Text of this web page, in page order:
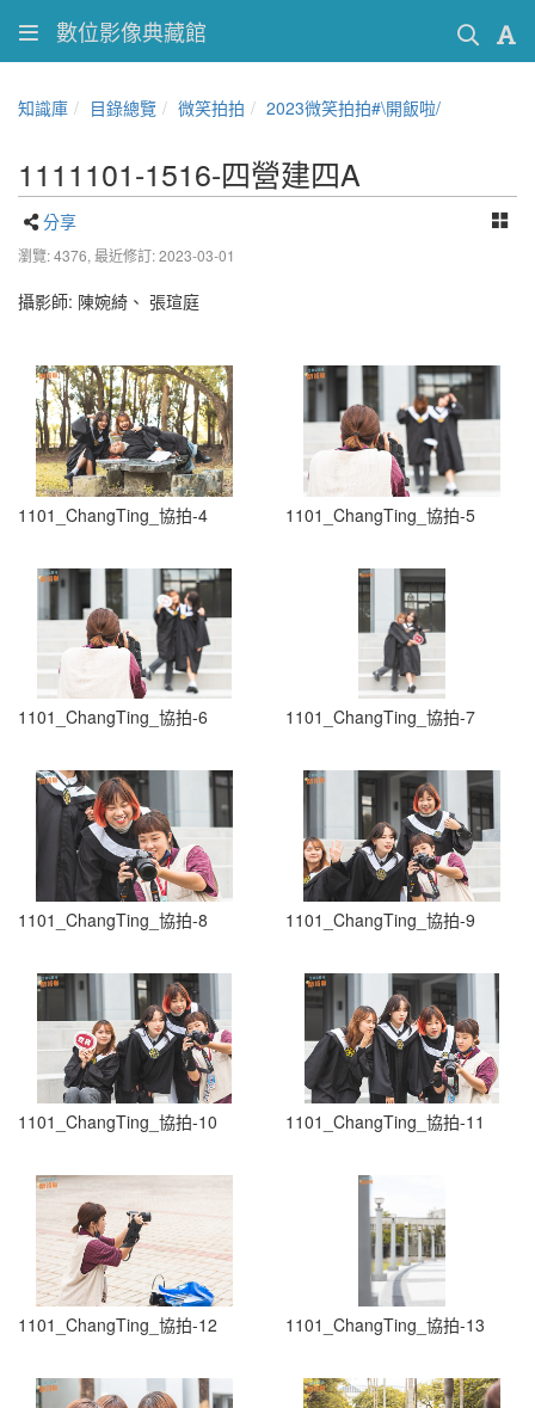
數位影像典藏館
知識庫 目錄總覽 微笑拍拍 2023微笑拍拍#\開飯啦/
1111101-1516-四營建四A
分享
瀏覽: 4376, 最近修訂: 2023-03-01
攝影師: 陳婉綺、 張瑄庭
1101_ChangTing_協拍-4 1101_ChangTing_協拍-5
1101_ChangTing_協拍-6 1101_ChangTing_協拍-7
1101_ChangTing_協拍-8 1101_ChangTing_協拍-9
1101_ChangTing_協拍-10 1101_ChangTing_協拍-11
1101_ChangTing_協拍-12 1101_ChangTing_協拍-13